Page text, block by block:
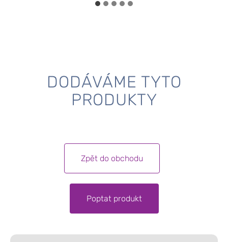
DODÁVÁME TYTO
PRODUKTY
Zpět do obchodu
Poptat produkt